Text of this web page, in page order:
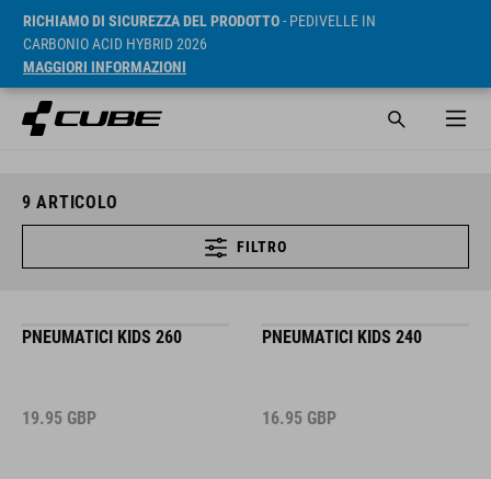
RICHIAMO DI SICUREZZA DEL PRODOTTO- PEDIVELLE IN
CARBONIO ACID HYBRID 2026
MAGGIORI INFORMAZIONI
9 ARTICOLO
FILTRO
PNEUMATICI KIDS 260
19.95 GBP
PNEUMATICI KIDS 240
16.95 GBP